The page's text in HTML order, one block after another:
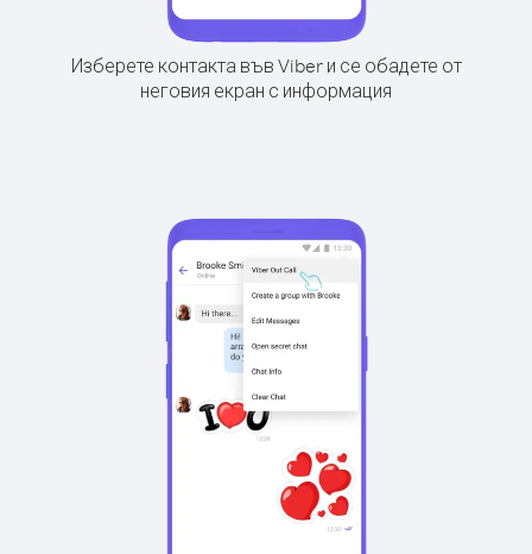
Изберете контакта във Viber и се обадете от
неговия екран с информация